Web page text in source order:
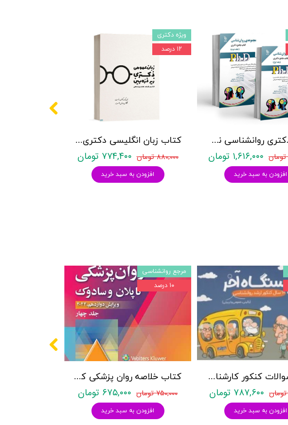
کتاب زبان انگلیسی دکتری زیر ذره بین هادی جهانشاهی
۸۸۰,۰۰۰ تومان ۷۷۴,۴۰۰ تومان
افزودن به سبد خرید
ویژه دکتری
۱۲ درصد
کتاب دکتری روانشناسی نشر آراه - دو جلدی
۱,۶۱۶,۰۰۰ تومان
افزودن به سبد خرید
کتاب خلاصه روان پزشکی کاپلان و سادوک ویراست دوازدهم 2022 - جلد4- بنجامین جیمز سادوک ، ویرجینیا آلکوت سادوک ، پدرو روئیز - نشر ارجمند
۷۵۰,۰۰۰ تومان ۶۷۵,۰۰۰ تومان
افزودن به سبد خرید
مرجع روانشناسی
۱۰ درصد
پکیج سوالات کنکور کارشناسی ارشد روانشناسی (بالینی، عمومی و تربیتی) با پاسخنامه تشریحی روان آموز
۷۸۷,۶۰۰ تومان
افزودن به سبد خرید